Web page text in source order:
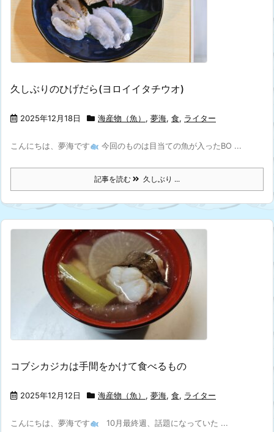
久しぶりのひげだら(ヨロイイタチウオ)
2025年12月18日 海産物（魚） , 夢海, 食, ライター
こんにちは、夢海です 今回のものは目当ての魚が入ったBO ...
記事を読む 久しぶり ...
コブシカジカは手間をかけて食べるもの
2025年12月12日 海産物（魚） , 夢海, 食, ライター
こんにちは、夢海です 10月最終週、話題になっていた ...